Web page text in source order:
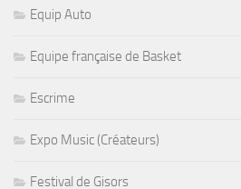
Equip Auto
Equipe française de Basket
Escrime
Expo Music (Créateurs)
Festival de Gisors